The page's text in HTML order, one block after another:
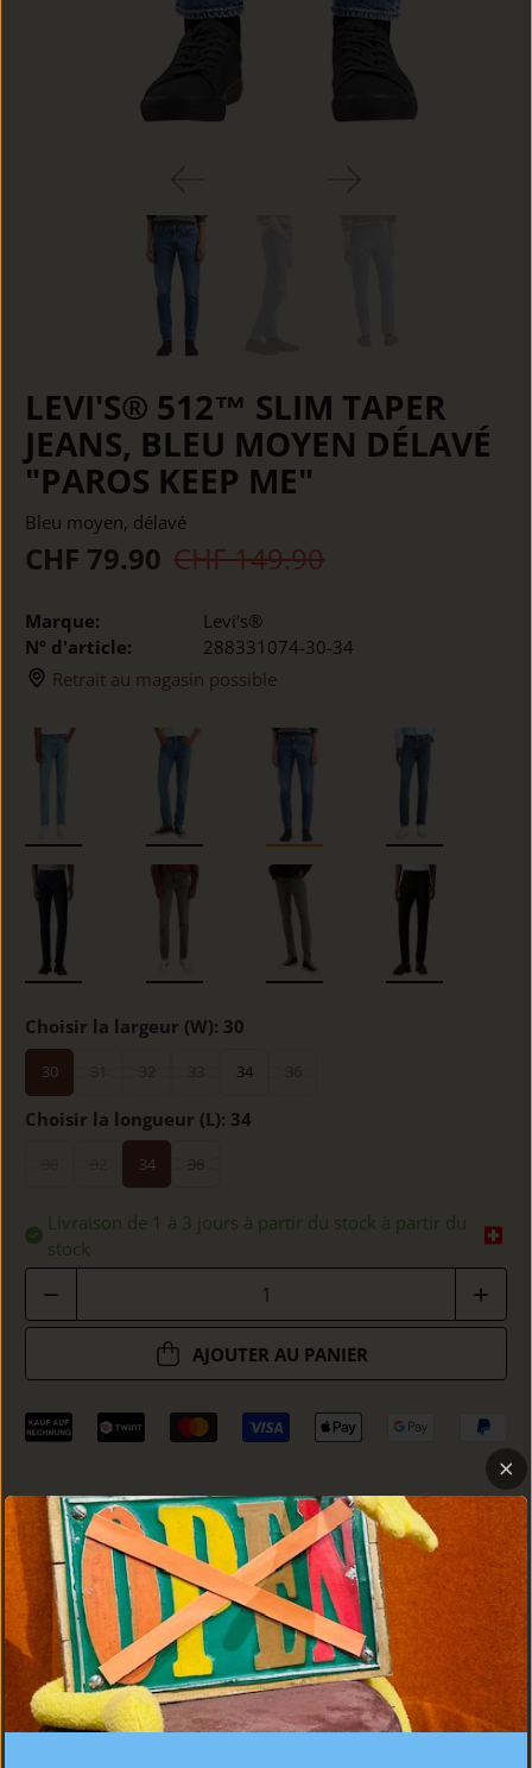
LEVI'S® 512™ SLIM TAPER
JEANS, BLEU MOYEN DÉLAVÉ
"PAROS KEEP ME"
Bleu moyen, délavé
CHF 79.90 CHF 149.90
Marque:
Levi's®
Nº d'article:
288331074-30-34
Retrait au magasin possible
Choisir la largeur (W): 30
30 34
Choisir la longueur (L): 34
34 36
Livraison de 1 à 3 jours à partir du stock à partir du
stock
AJOUTER AU PANIER
DÉTAILS
COUPE
SOINS
CONSEIL PERSONNALISÉ